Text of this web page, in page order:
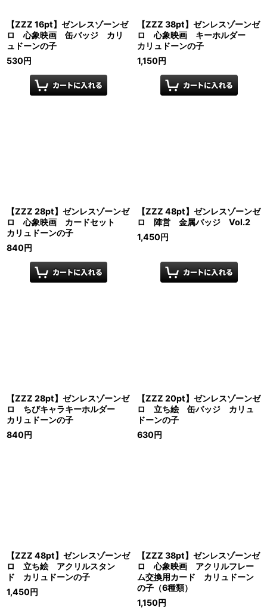
【ZZZ 16pt】ゼンレスゾーンゼ
ロ 心象映画 缶バッジ カリ
ュドーンの子
530円
【ZZZ 38pt】ゼンレスゾーンゼ
ロ 心象映画 キーホルダー
カリュドーンの子
1,150円
【ZZZ 28pt】ゼンレスゾーンゼ
ロ 心象映画 カードセット
カリュドーンの子
840円
【ZZZ 48pt】ゼンレスゾーンゼ
ロ 陣営 金属バッジ Vol.2
1,450円
【ZZZ 28pt】ゼンレスゾーンゼ
ロ ちびキャラキーホルダー
カリュドーンの子
840円
【ZZZ 20pt】ゼンレスゾーンゼ
ロ 立ち絵 缶バッジ カリュ
ドーンの子
630円
【ZZZ 48pt】ゼンレスゾーンゼ
ロ 立ち絵 アクリルスタン
ド カリュドーンの子
1,450円
【ZZZ 38pt】ゼンレスゾーンゼ
ロ 心象映画 アクリルフレー
ム交換用カード カリュドーン
の子（6種類）
1,150円